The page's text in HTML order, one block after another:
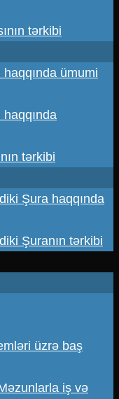
tərkibi
ümumi
tərkibi
Şura haqqında
Şuranın tərkibi
üzrə baş
iş və